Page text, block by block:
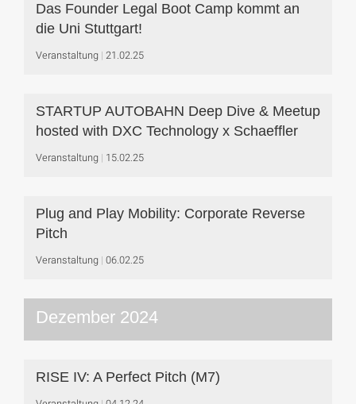
Das Founder Legal Boot Camp kommt an
die Uni Stuttgart!
Veranstaltung 21.02.25
STARTUP AUTOBAHN Deep Dive & Meetup
hosted with DXC Technology x Schaeffler
Veranstaltung 15.02.25
Plug and Play Mobility: Corporate Reverse
Pitch
Veranstaltung 06.02.25
Dezember 2024
RISE IV: A Perfect Pitch (M7)